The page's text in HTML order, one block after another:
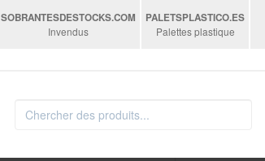
SOBRANTESDESTOCKS.COM
Invendus
PALETSPLASTICO.ES
Palettes plastique